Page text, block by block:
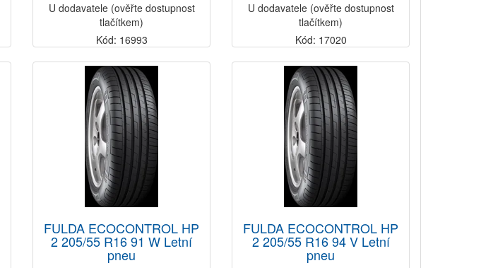
U dodavatele (ověřte dostupnost
tlačítkem)
Kód: 16993
U dodavatele (ověřte dostupnost
tlačítkem)
Kód: 17020
FULDA ECOCONTROL HP
2 205/55 R16 91 W Letní
pneu
FULDA ECOCONTROL HP
2 205/55 R16 94 V Letní
pneu